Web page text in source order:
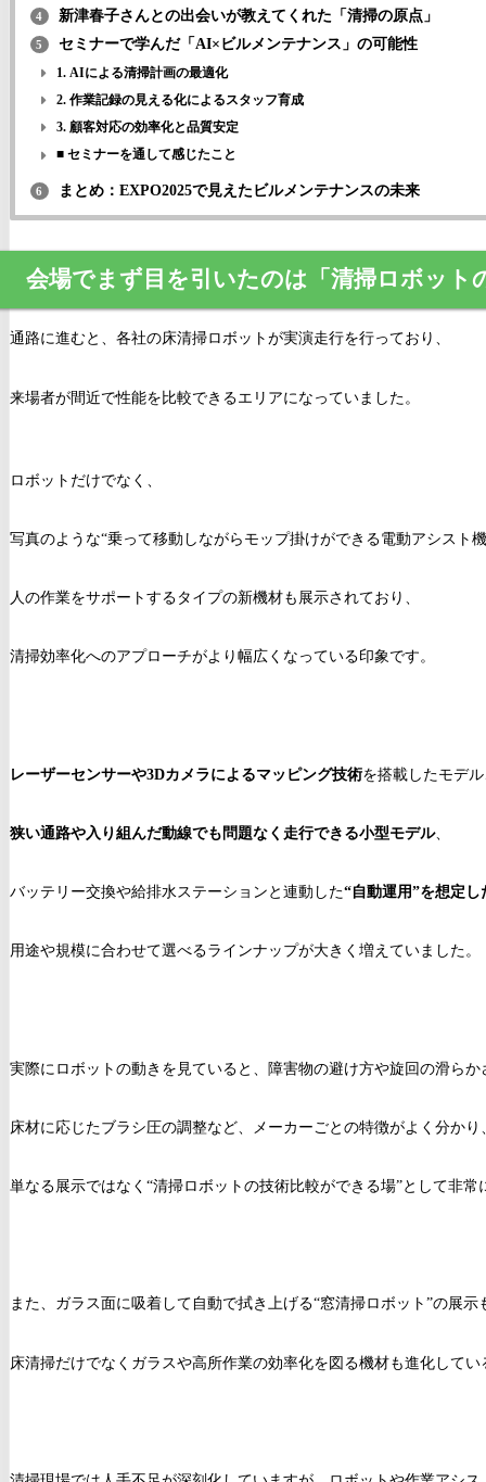
4 新津春子さんとの出会いが教えてくれた「清掃の原点」
5 セミナーで学んだ「AI×ビルメンテナンス」の可能性
1. AIによる清掃計画の最適化
2. 作業記録の見える化によるスタッフ育成
3. 顧客対応の効率化と品質安定
■ セミナーを通して感じたこと
6 まとめ：EXPO2025で見えたビルメンテナンスの未来
会場でまず目を引いたのは「清掃ロボット
通路に進むと、各社の床清掃ロボットが実演走行を行っており、
来場者が間近で性能を比較できるエリアになっていました。
ロボットだけでなく、
写真のような“乗って移動しながらモップ掛けができる電動アシスト
人の作業をサポートするタイプの新機材も展示されており、
清掃効率化へのアプローチがより幅広くなっている印象です。
レーザーセンサーや3Dカメラによるマッピング技術を搭載したモデ
狭い通路や入り組んだ動線でも問題なく走行できる小型モデル、
バッテリー交換や給排水ステーションと連動した“自動運用”を想定し
用途や規模に合わせて選べるラインナップが大きく増えていました。
実際にロボットの動きを見ていると、障害物の避け方や旋回の滑らか
床材に応じたブラシ圧の調整など、メーカーごとの特徴がよく分かり
単なる展示ではなく“清掃ロボットの技術比較ができる場”として非常
また、ガラス面に吸着して自動で拭き上げる“窓清掃ロボット”の展示
床清掃だけでなくガラスや高所作業の効率化を図る機材も進化して